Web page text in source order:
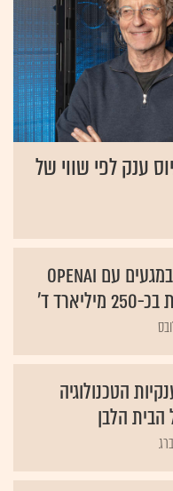
ענק לפי שווי של
דיווח: אנבידיה במגעים עם OpenAI
ד'
הטכנולוגיה
הבית הלבן